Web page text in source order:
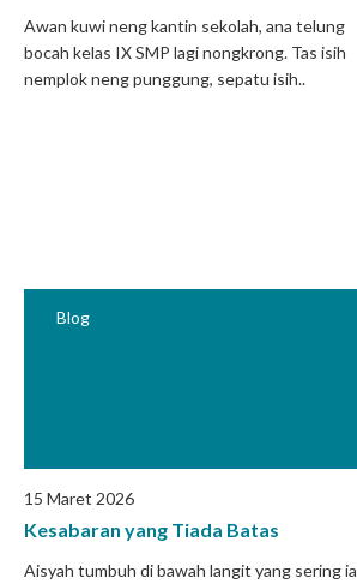
Awan kuwi neng kantin sekolah, ana telung
bocah kelas IX SMP lagi nongkrong. Tas isih
nemplok neng punggung, sepatu isih..
Blog
15 Maret 2026
Kesabaran yang Tiada Batas
Aisyah tumbuh di bawah langit yang sering ia